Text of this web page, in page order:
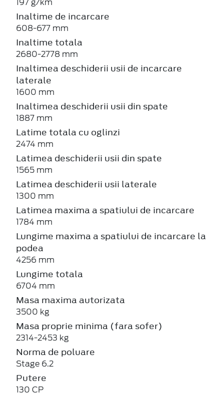
197 g/km
Inaltime de incarcare
608-677 mm
Inaltime totala
2680-2778 mm
Inaltimea deschiderii usii de incarcare
laterale
1600 mm
Inaltimea deschiderii usii din spate
1887 mm
Latime totala cu oglinzi
2474 mm
Latimea deschiderii usii din spate
1565 mm
Latimea deschiderii usii laterale
1300 mm
Latimea maxima a spatiului de incarcare
1784 mm
Lungime maxima a spatiului de incarcare la
podea
4256 mm
Lungime totala
6704 mm
Masa maxima autorizata
3500 kg
Masa proprie minima (fara sofer)
2314-2453 kg
Norma de poluare
Stage 6.2
Putere
130 CP